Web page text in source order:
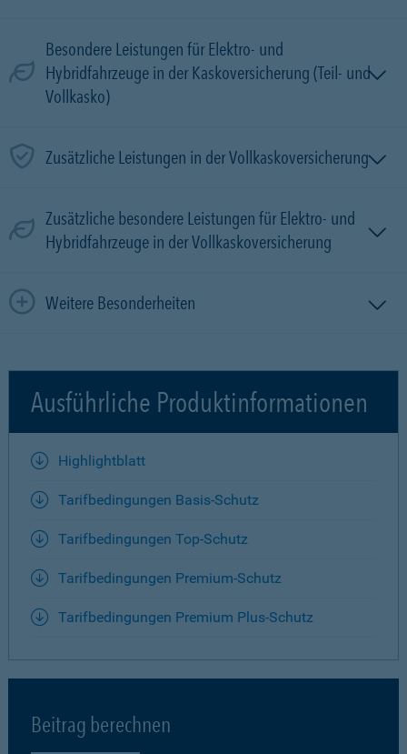
Besondere Leistungen für Elektro- und
Hybridfahrzeuge in der Kaskoversicherung (Teil- und
Vollkasko)
Zusätzliche Leistungen in der Vollkaskoversicherung
Zusätzliche besondere Leistungen für Elektro- und
Hybridfahrzeuge in der Vollkaskoversicherung
Weitere Besonderheiten
Ausführliche Produktinformationen
Highlightblatt
Tarifbedingungen Basis-Schutz
Tarifbedingungen Top-Schutz
Tarifbedingungen Premium-Schutz
Tarifbedingungen Premium Plus-Schutz
Beitrag berechnen